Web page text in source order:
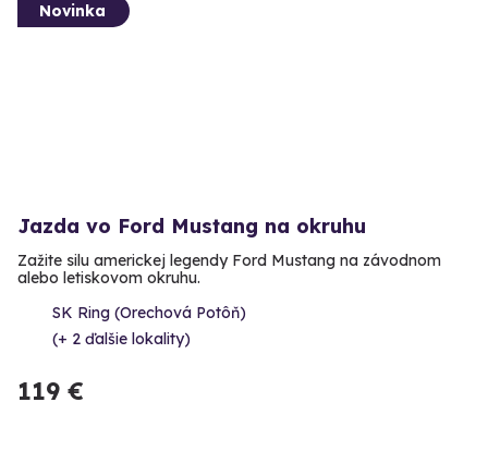
Novinka
Jazda vo Ford Mustang na okruhu
Zažite silu americkej legendy Ford Mustang na závodnom
alebo letiskovom okruhu.
SK Ring (Orechová Potôň)
(+ 2 ďalšie lokality)
119 €